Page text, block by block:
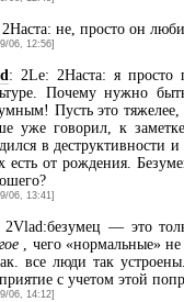
2Наста: не, просто он
06, 12:56]
: 2Le: 2Наста: я просто
Почему нужно
Пусть это
уже говорил, к
в деструктивности
есть от рождения.
06, 13:41]
2Vlad:безумец — это
, чего «нормальные»
все люди так
с учетом этой
06, 14:12]